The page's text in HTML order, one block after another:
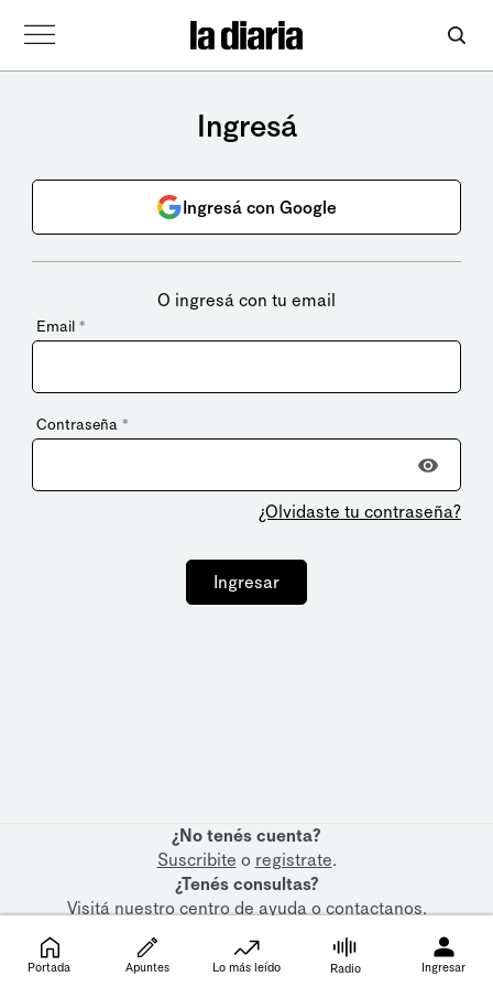
Ingresá
Ingresá con Google
O ingresá con tu email
Email *
Contraseña *
¿Olvidaste tu contraseña?
Ingresar
¿No tenés cuenta?
Suscribite o registrate.
¿Tenés consultas?
Visitá nuestrocentro de ayudaocontactanos.
Portada Apuntes Lo más leído Radio Ingresar